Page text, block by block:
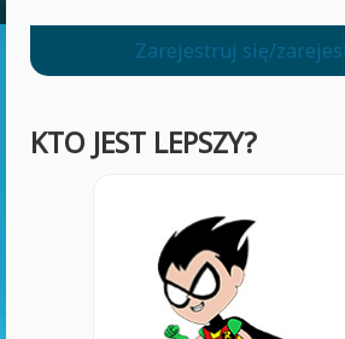
Zarejestruj się/
KTO JEST LEPSZY?